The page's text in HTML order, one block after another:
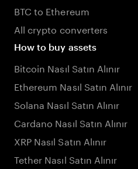
BTC to Ethereum
All crypto converters
How to buy assets
Bitcoin Nasıl Satın Alınır
Ethereum Nasıl Satın Alınır
Solana Nasıl Satın Alınır
Cardano Nasıl Satın Alınır
XRP Nasıl Satın Alınır
Tether Nasıl Satın Alınır